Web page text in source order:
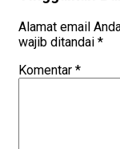
Alamat email
wajib ditandai *
Komentar *